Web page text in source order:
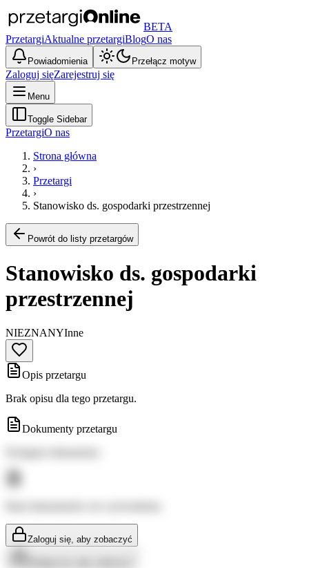
BETA
PrzetargiAktualne przetargiBlogO nas
Powiadomienia Przełącz motyw
Zaloguj sięZarejestruj się
Menu
Toggle Sidebar
PrzetargiO nas
Strona główna
›
Przetargi
›
Stanowisko ds. gospodarki przestrzennej
Powrót do listy przetargów
Stanowisko ds. gospodarki
przestrzennej
NIEZNANYInne
Opis przetargu
Brak opisu dla tego przetargu.
Dokumenty przetargu
Zaloguj się, aby zobaczyć